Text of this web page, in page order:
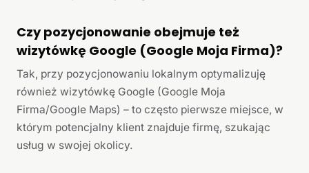
Czy pozycjonowanie obejmuje też
wizytówkę Google (Google Moja Firma)?
Tak, przy pozycjonowaniu lokalnym optymalizuję
również wizytówkę Google (Google Moja
Firma/Google Maps) – to często pierwsze miejsce, w
którym potencjalny klient znajduje firmę, szukając
usług w swojej okolicy.